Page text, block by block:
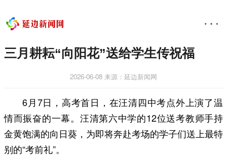
三月耕耘“向阳花”送给学生传祝福
2026-06-08 来源：延边新闻网
6月7日，高考首日，在汪清四中考点外上演了温
情而振奋的一幕。汪清第六中学的12位送考教师手持
金黄饱满的向日葵，为即将奔赴考场的学子们送上最特
别的“考前礼”。